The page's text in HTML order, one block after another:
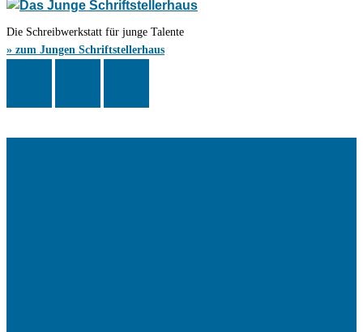
Die Schreibwerkstatt für junge Talente
» zum Jungen Schriftstellerhaus